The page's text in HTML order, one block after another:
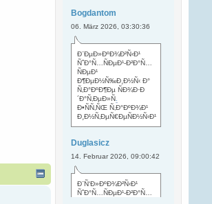
Bogdantom
06. März 2026, 03:30:36
Ð¨ÐµÐ»ÐºÐ¾Ð²Ñ‹Ð¹
ÑˆÐ°Ñ…ÑÐµÐ¹-Ð²Ð°Ñ…
ÑÐµÐ¹
Ð¶ÐµÐ½Ñ‰Ð¸Ð½Ñ‹ Ð°
Ñ‚Ð°ÐºÐ¶Ðµ ÑÐ¾Ð·Ð
´Ð°Ñ‚ÐµÐ»Ñ.
Ð•ÑÑ‚ÑŒ Ñ‚Ð°ÐºÐ¾Ð¹
Ð¸Ð½Ñ‚ÐµÑ€ÐµÑÐ½Ñ‹Ð¹
Duglasicz
14. Februar 2026, 09:00:42
Ð¨Ñ‘Ð»ÐºÐ¾Ð²Ñ‹Ð¹
ÑˆÐ°Ñ…ÑÐµÐ¹-Ð²Ð°Ñ…